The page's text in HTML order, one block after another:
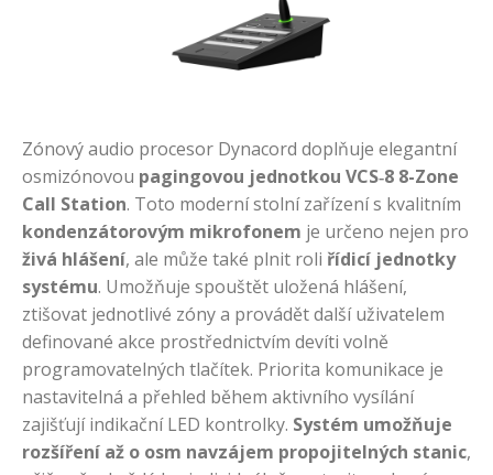
Zónový audio procesor Dynacord doplňuje elegantní
osmizónovou pagingovou jednotkou VCS‑8 8-Zone
Call Station. Toto moderní stolní zařízení s kvalitním
kondenzátorovým mikrofonem je určeno nejen pro
živá hlášení, ale může také plnit roli řídicí jednotky
systému. Umožňuje spouštět uložená hlášení,
ztišovat jednotlivé zóny a provádět další uživatelem
definované akce prostřednictvím devíti volně
programovatelných tlačítek. Priorita komunikace je
nastavitelná a přehled během aktivního vysílání
zajišťují indikační LED kontrolky. Systém umožňuje
rozšíření až o osm navzájem propojitelných stanic,